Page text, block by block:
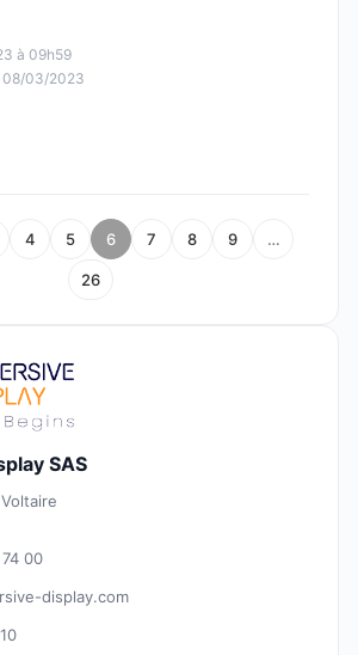
à 09h59
08/03/2023
4 5 6 7 8 9 …
26
SAS
00
display.com